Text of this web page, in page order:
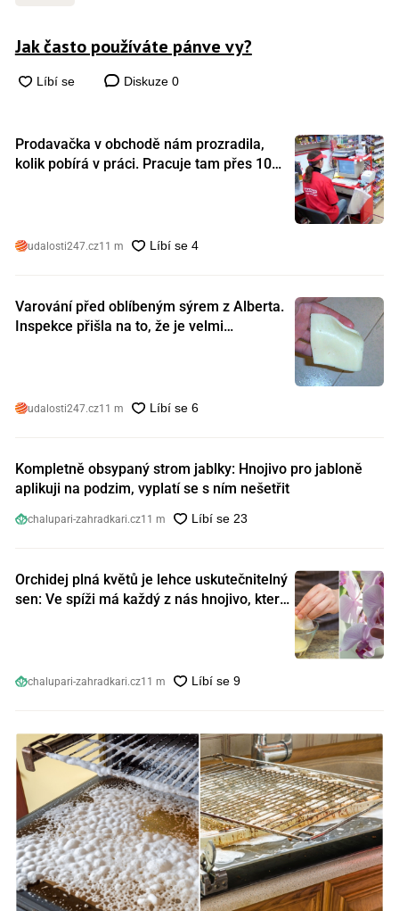
Jak často používáte pánve vy?
Diskuze 0
Prodavačka v obchodě nám prozradila,
kolik pobírá v práci. Pracuje tam přes 10
udalosti247.cz11 m
Varování před oblíbeným sýrem z Alberta.
Inspekce přišla na to, že je velmi
udalosti247.cz11 m
Kompletně obsypaný strom jablky: Hnojivo pro jabloně
aplikuji na podzim, vyplatí se s ním nešetřit
chalupari-zahradkari.cz11 m
Orchidej plná květů je lehce uskutečnitelný
sen: Ve spíži má každý z nás hnojivo, které
chalupari-zahradkari.cz11 m